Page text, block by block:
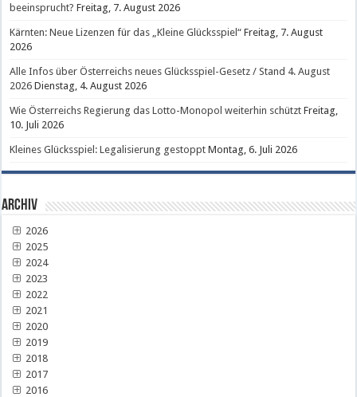
beeinsprucht? Freitag, 7. August 2026
Kärnten: Neue Lizenzen für das „Kleine Glücksspiel“ Freitag, 7. August
2026
Alle Infos über Österreichs neues Glücksspiel-Gesetz / Stand 4. August
2026 Dienstag, 4. August 2026
Wie Österreichs Regierung das Lotto-Monopol weiterhin schützt Freitag,
10. Juli 2026
Kleines Glücksspiel: Legalisierung gestoppt Montag, 6. Juli 2026
Archiv
2026
2025
2024
2023
2022
2021
2020
2019
2018
2017
2016